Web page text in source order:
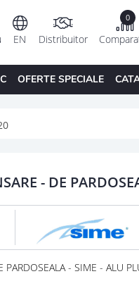
0
Distribuitor
EN
OFERTE SPECIALE
- DE
PARDOSEALA - SIME - ALU